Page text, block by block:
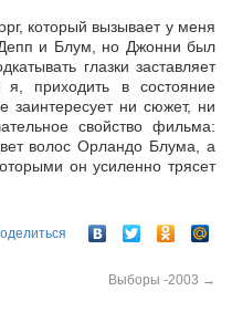
который вызывает у меня
и Блум, но Джонни был
глазки заставляет
я, приходить в состояние
заинтересует ни сюжет, ни
свойство фильма:
волос Орландо Блума, а
он усиленно трясет
Выборы -2003 →